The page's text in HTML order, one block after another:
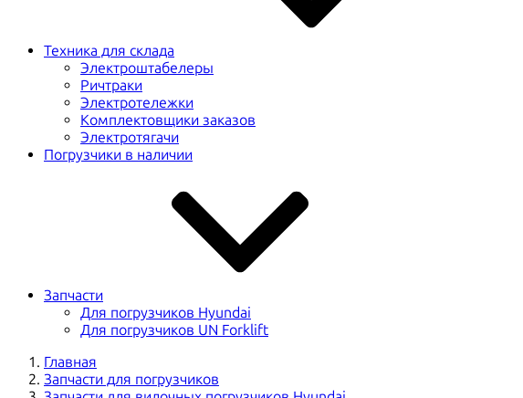
Техника для склада
Электроштабелеры
Ричтраки
Электротележки
Комплектовщики заказов
Электротягачи
Погрузчики в наличии
Запчасти
Для погрузчиков Hyundai
Для погрузчиков UN Forklift
Главная
Запчасти для погрузчиков